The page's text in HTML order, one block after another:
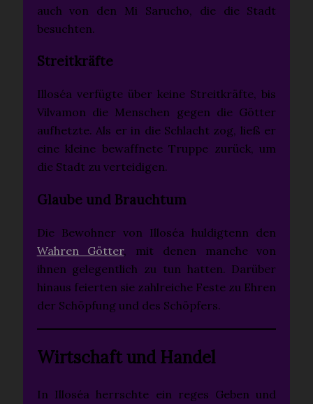
auch von den Mi Sarucho, die die Stadt
besuchten.
Streitkräfte
Illoséa verfügte über keine Streitkräfte, bis
Vilvamon die Menschen gegen die Götter
aufhetzte. Als er in die Schlacht zog, ließ er
eine kleine bewaffnete Truppe zurück, um
die Stadt zu verteidigen.
Glaube und Brauchtum
Die Bewohner von Illoséa huldigtenn den
Wahren Götter, mit denen manche von
ihnen gelegentlich zu tun hatten. Darüber
hinaus feierten sie zahlreiche Feste zu Ehren
der Schöpfung und des Schöpfers.
Wirtschaft und Handel
In Illoséa herrschte ein reges Geben und